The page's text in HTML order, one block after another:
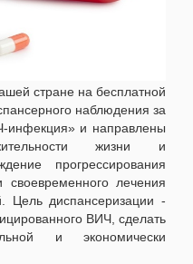
стране на бесплатной
наблюдения за
инфекция» и направлены
жизни и
прогрессирования
своевременного лечения
Цель диспансеризации -
ВИЧ, сделать
и экономически